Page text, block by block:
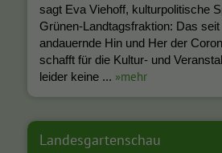
sagt Eva Viehoff, kulturpolitische
Grünen-Landtagsfraktion: Das
andauernde Hin und Her der
schafft für die Kultur- und
leider keine ... »mehr
Landesgartenschau